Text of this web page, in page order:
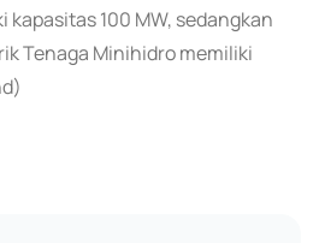
kapasitas 100 MW, sedangkan
Tenaga Minihidro memiliki